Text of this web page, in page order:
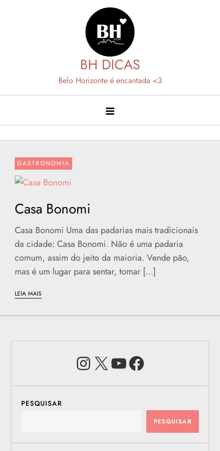
BH DICAS
Belo Horizonte é encantada <3
GASTRONOMIA
Casa Bonomi
Casa Bonomi Uma das padarias mais tradicionais
da cidade: Casa Bonomi. Não é uma padaria
comum, assim do jeito da maioria. Vende pão,
mas é um lugar para sentar, tomar […]
LEIA MAIS
Instagram
X Youtube
PESQUISAR
PESQUISAR